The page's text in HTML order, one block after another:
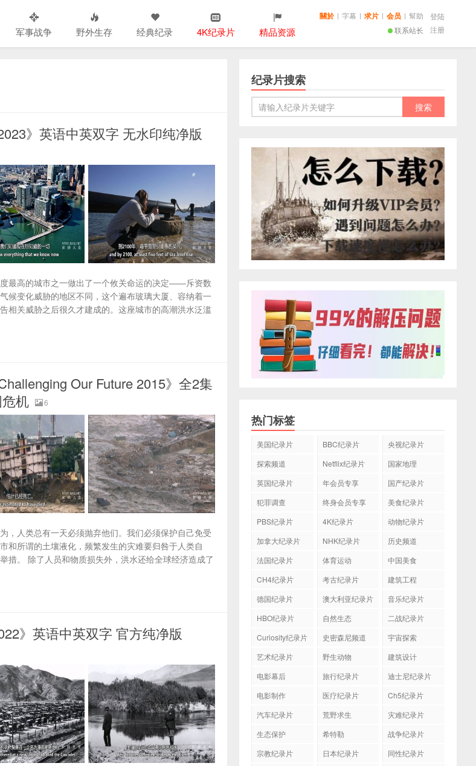
军事战争 野外生存 经典纪录 4K纪录片 精品资源 联系站长
關於 | 字幕 | 求片 | 会员 | 幫助
登陆
注册
》英语中英双字 无水印纯净版
最高的城市之一做出了一个攸关命运的决定——斥资数
候变化威胁的地区不同，这个遍布玻璃大厦、容纳着一
相关威胁之后很久才建成的。这座城市的高潮洪水泛滥
Our Future 2015》全2集
机
6
，人类总有一天必须抛弃他们。我们必须保护自己免受
和所谓的土壤液化，频繁发生的灾难要归咎于人类自
措。 除了人员和物质损失外，洪水还给全球经济造成了
》英语中英双字 官方纯净版
纪录片搜索
热门标签
美国纪录片 BBC纪录片
央视纪录片
探索频道
Netflix纪录片
国家地理
英国纪录片
年会员专享
国产纪录片
犯罪调查
终身会员专享
美食纪录片
PBS纪录片
4K纪录片
动物纪录片
加拿大纪录片
NHK纪录片
历史频道
法国纪录片
体育运动
中国美食
CH4纪录片
考古纪录片
建筑工程
德国纪录片
澳大利亚纪录片
音乐纪录片
HBO纪录片
自然生态
二战纪录片
Curiosity纪录片
史密森尼频道
宇宙探索
艺术纪录片
野生动物
建筑设计
电影幕后
旅行纪录片
迪士尼纪录片
电影制作
医疗纪录片
Ch5纪录片
汽车纪录片
荒野求生
灾难纪录片
生态保护
希特勒
战争纪录片
宗教纪录片
日本纪录片
同性纪录片